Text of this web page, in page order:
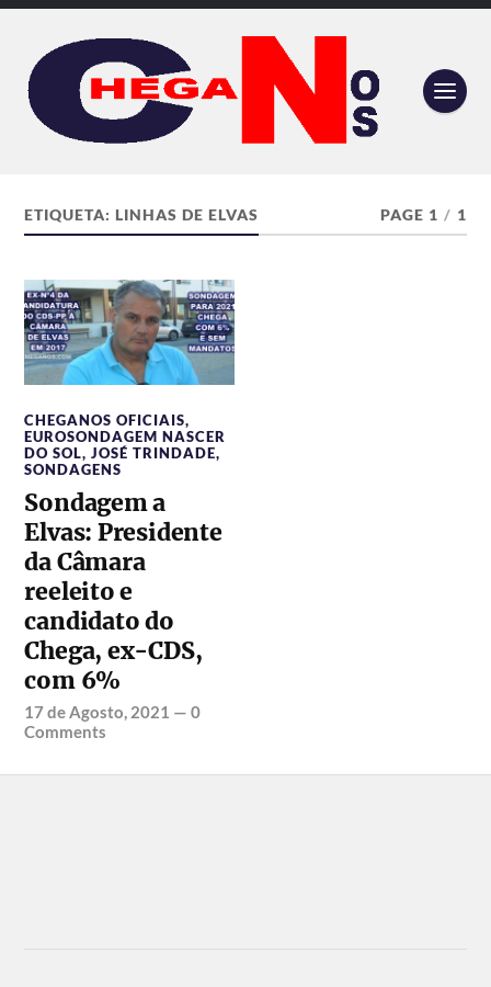
ETIQUETA:LINHAS DE ELVAS PAGE 1 / 1
CHEGANOS OFICIAIS,
EUROSONDAGEM NASCER
DO SOL,JOSÉ TRINDADE,
SONDAGENS
Sondagem a
Elvas: Presidente
da Câmara
reeleito e
candidato do
Chega, ex-CDS,
com 6%
17 de Agosto, 2021 —0
Comments